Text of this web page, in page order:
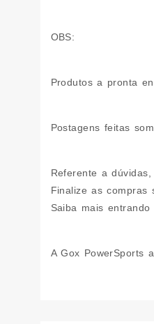
OBS:
Produtos a pronta
Postagens feitas
Referente a
Finalize as compras
Saiba mais entrando
A Gox PowerSports